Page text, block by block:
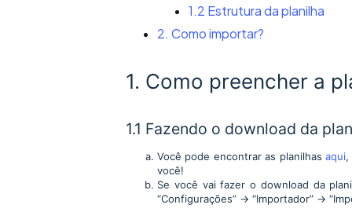
1.2 Estrutura da planilha
2. Como importar?
1. Como preencher a
1.1 Fazendo o download da
Você pode encontrar as planilhasaqui,
você!
Se você vai fazer o download da
“Configurações” → “Importador” →